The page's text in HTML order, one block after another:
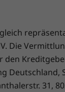
Die
den
Deutschland,
31,